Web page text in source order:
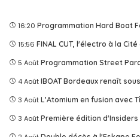
16:20 Programmation Hard Boat
15:56 FINAL CUT, l'électro à la Cité
5 Août Programmation Street
4 Août IBOAT Bordeaux renaît
3 Août L’Atomium en fusion avec
3 Août Première édition d'Insiders